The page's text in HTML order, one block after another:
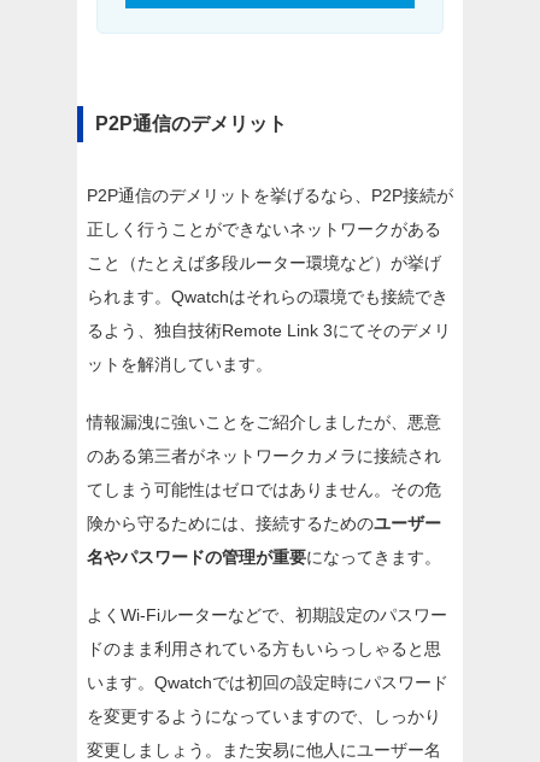
P2P通信のデメリット
P2P通信のデメリットを挙げるなら、P2P接続が
正しく行うことができないネットワークがある
こと（たとえば多段ルーター環境など）が挙げ
られます。Qwatchはそれらの環境でも接続でき
るよう、独自技術Remote Link 3にてそのデメリ
ットを解消しています。
情報漏洩に強いことをご紹介しましたが、悪意
のある第三者がネットワークカメラに接続され
てしまう可能性はゼロではありません。その危
険から守るためには、接続するためのユーザー
名やパスワードの管理が重要になってきます。
よくWi-Fiルーターなどで、初期設定のパスワー
ドのまま利用されている方もいらっしゃると思
います。Qwatchでは初回の設定時にパスワード
を変更するようになっていますので、しっかり
変更しましょう。また安易に他人にユーザー名